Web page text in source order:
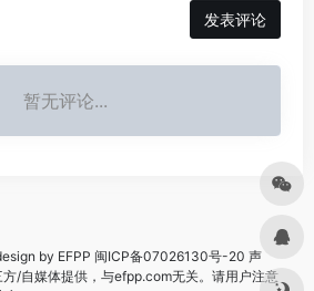
发表评论
暂无评论...
by EFPP 闽ICP备07026130号-20 声
/自媒体提供，与efpp.com无关。请用户注意